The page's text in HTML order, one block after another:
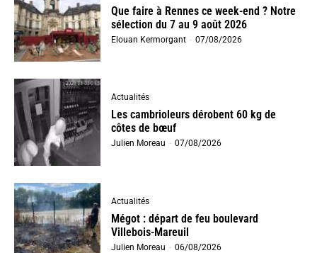
Que faire à Rennes ce week-end ? Notre
sélection du 7 au 9 août 2026
Elouan Kermorgant - 07/08/2026
Actualités
Les cambrioleurs dérobent 60 kg de
côtes de bœuf
Julien Moreau - 07/08/2026
Actualités
Mégot : départ de feu boulevard
Villebois-Mareuil
Julien Moreau - 06/08/2026